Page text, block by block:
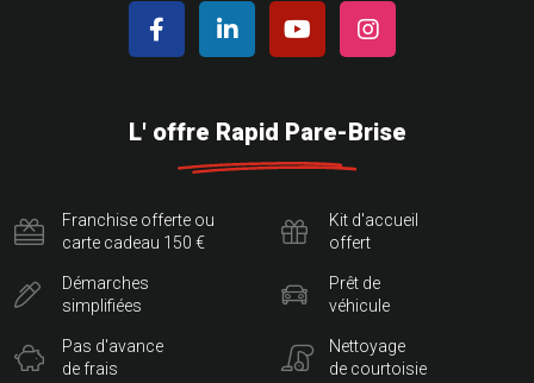
L' offre Rapid Pare-Brise
Franchise offerte ou
carte cadeau 150 €
Démarches
simplifiées
Pas d'avance
de frais
Kit d'accueil
offert
Prêt de
véhicule
Nettoyage
de courtoisie